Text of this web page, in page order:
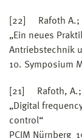
[22] Rafoth A.;
„Ein neues
Antriebstechnik
10. Symposium
[21] Rafoth, A.;
„Digital
control“
PCIM Nürnberg